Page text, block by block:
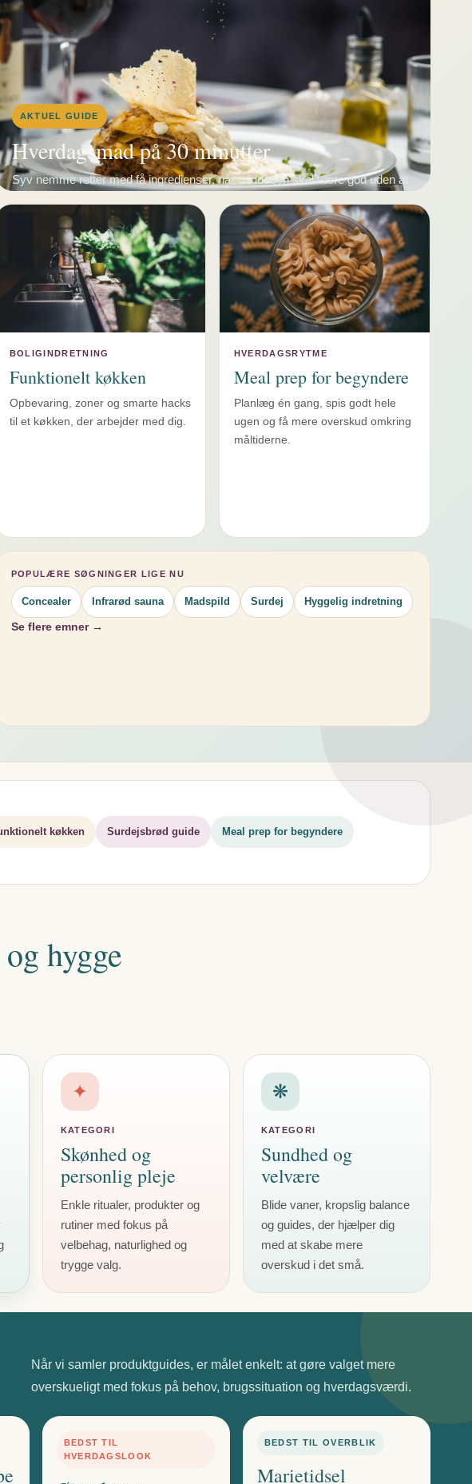
AKTUEL GUIDE
Hverdagsmad på 30 minutter
Syv nemme retter med få ingredienser, når middagen skal være god uden at
BOLIGINDRETNING
Funktionelt køkken
Opbevaring, zoner og smarte hacks
til et køkken, der arbejder med dig.
HVERDAGSRYTME
Meal prep for begyndere
Planlæg én gang, spis godt hele
ugen og få mere overskud omkring
måltiderne.
POPULÆRE SØGNINGER LIGE NU
Concealer Infrarød sauna Madspild Surdej Hyggelig indretning
Se flere emner →
køkken Surdejsbrød guide Meal prep for begyndere
hygge
✦
KATEGORI
Skønhed og
personlig pleje
Enkle ritualer, produkter og
rutiner med fokus på
velbehag, naturlighed og
trygge valg.
❋
KATEGORI
Sundhed og
velvære
Blide vaner, kropslig balance
og guides, der hjælper dig
med at skabe mere
overskud i det små.
Når vi samler produktguides, er målet enkelt: at gøre valget mere
overskueligt med fokus på behov, brugssituation og hverdagsværdi.
BEDST TIL
HVERDAGSLOOK
BEDST TIL OVERBLIK
Marietidsel